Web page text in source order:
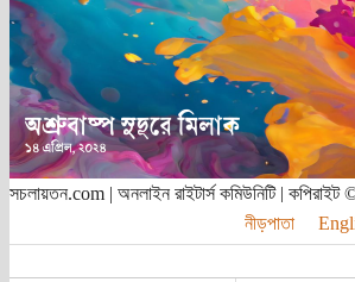
সচলায়তন.com | অনলাইন রাইটার্স কমিউনিটি |
নীড়পাতা